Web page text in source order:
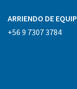
ARRIENDO DE
+56 9 7307 3784